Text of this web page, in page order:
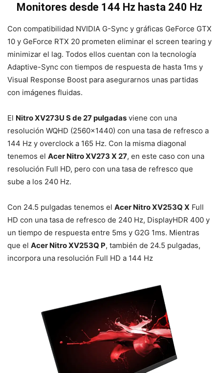
Monitores desde 144 Hz hasta 240 Hz
Con compatibilidad NVIDIA G-Sync y gráficas GeForce GTX
10 y GeForce RTX 20 prometen eliminar el screen tearing y
minimizar el lag. Todos ellos cuentan con la tecnología
Adaptive-Sync con tiempos de respuesta de hasta 1ms y
Visual Response Boost para asegurarnos unas partidas
con imágenes fluidas.
El Nitro XV273U S de 27 pulgadas viene con una
resolución WQHD (2560×1440) con una tasa de refresco a
144 Hz y overclock a 165 Hz. Con la misma diagonal
tenemos el Acer Nitro XV273 X 27, en este caso con una
resolución Full HD, pero con una tasa de refresco que
sube a los 240 Hz.
Con 24.5 pulgadas tenemos el Acer Nitro XV253Q X Full
HD con una tasa de refresco de 240 Hz, DisplayHDR 400 y
un tiempo de respuesta entre 5ms y G2G 1ms. Mientras
que el Acer Nitro XV253Q P, también de 24.5 pulgadas,
incorpora una resolución Full HD a 144 Hz